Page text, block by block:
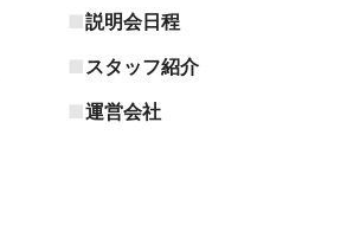
説明会日程
スタッフ紹介
運営会社